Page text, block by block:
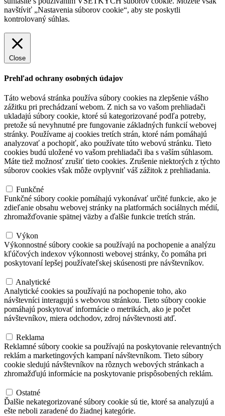
navštíviť „Nastavenia súborov cookie“, aby ste poskytli
kontrolovaný súhlas.
Close
Prehľad ochrany osobných údajov
Táto webová stránka používa súbory cookies na zlepšenie vášho
zážitku pri prechádzaní webom. Z nich sa vo vašom prehliadači
ukladajú súbory cookie, ktoré sú kategorizované podľa potreby,
pretože sú nevyhnutné pre fungovanie základných funkcií webovej
stránky. Používame aj cookies tretích strán, ktoré nám pomáhajú
analyzovať a pochopiť, ako používate túto webovú stránku. Tieto
cookies budú uložené vo vašom prehliadači iba s vaším súhlasom.
Máte tiež možnosť zrušiť tieto cookies. Zrušenie niektorých z týchto
súborov cookies však môže ovplyvniť váš zážitok z prehliadania.
Funkčné
Funkčné súbory cookie pomáhajú vykonávať určité funkcie, ako je
zdieľanie obsahu webovej stránky na platformách sociálnych médií,
zhromažďovanie spätnej väzby a ďalšie funkcie tretích strán.
Výkon
Výkonnostné súbory cookie sa používajú na pochopenie a analýzu
kľúčových indexov výkonnosti webovej stránky, čo pomáha pri
poskytovaní lepšej používateľskej skúsenosti pre návštevníkov.
Analytické
Analytické cookies sa používajú na pochopenie toho, ako
návštevníci interagujú s webovou stránkou. Tieto súbory cookie
pomáhajú poskytovať informácie o metrikách, ako je počet
návštevníkov, miera odchodov, zdroj návštevnosti atď.
Reklama
Reklamné súbory cookie sa používajú na poskytovanie relevantných
reklám a marketingových kampaní návštevníkom. Tieto súbory
cookie sledujú návštevníkov na rôznych webových stránkach a
zhromažďujú informácie na poskytovanie prispôsobených reklám.
Ostatné
Ďalšie nekategorizované súbory cookie sú tie, ktoré sa analyzujú a
ešte neboli zaradené do žiadnej kategórie.